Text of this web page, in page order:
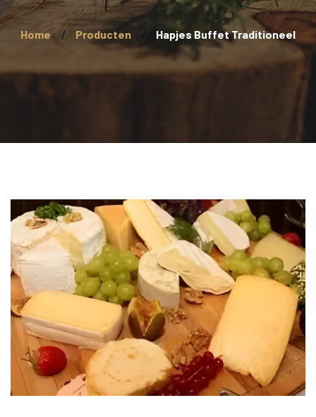
Home Producten Hapjes Buffet Traditioneel